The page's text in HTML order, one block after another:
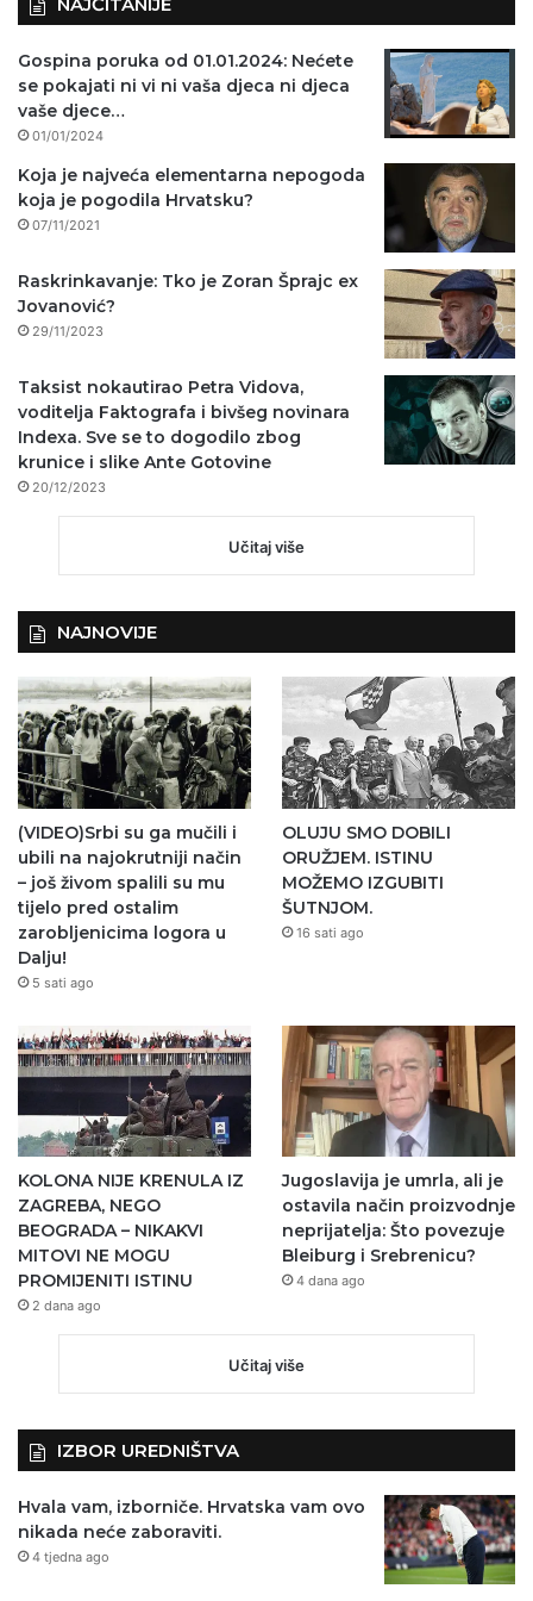
Gospina poruka od 01.01.2024: Nećete
se pokajati ni vi ni vaša djeca ni djeca
vaše djece…
01/01/2024
Koja je najveća elementarna nepogoda
koja je pogodila Hrvatsku?
07/11/2021
Raskrinkavanje: Tko je Zoran Šprajc ex
Jovanović?
29/11/2023
Taksist nokautirao Petra Vidova,
voditelja Faktografa i bivšeg novinara
Indexa. Sve se to dogodilo zbog
krunice i slike Ante Gotovine
20/12/2023
Učitaj više
NAJNOVIJE
(VIDEO)Srbi su ga mučili i
ubili na najokrutniji način
– još živom spalili su mu
tijelo pred ostalim
zarobljenicima logora u
Dalju!
5 sati ago
OLUJU SMO DOBILI
ORUŽJEM. ISTINU
MOŽEMO IZGUBITI
ŠUTNJOM.
16 sati ago
KOLONA NIJE KRENULA IZ
ZAGREBA, NEGO
BEOGRADA – NIKAKVI
MITOVI NE MOGU
PROMIJENITI ISTINU
2 dana ago
Jugoslavija je umrla, ali je
ostavila način proizvodnje
neprijatelja: Što povezuje
Bleiburg i Srebrenicu?
4 dana ago
Učitaj više
IZBOR UREDNIŠTVA
Hvala vam, izborniče. Hrvatska vam ovo
nikada neće zaboraviti.
4 tjedna ago